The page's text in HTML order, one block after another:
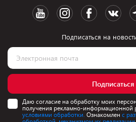
Подписаться на
Подписаться
Даю согласие на обработку моих
получения рекламно-информационной
условиями обработки. Ознакомлен с